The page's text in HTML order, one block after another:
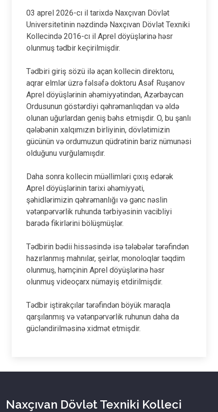
03 aprel 2026-cı il tarixdə Naxçıvan Dövlət
Universitetinin nəzdində Naxçıvan Dövlət Texniki
Kollecində 2016-cı il Aprel döyüşlərinə həsr
olunmuş tədbir keçirilmişdir.
Tədbiri giriş sözü ilə açan kollecin direktoru,
aqrar elmlər üzrə fəlsəfə doktoru Asəf Ruşanov
Aprel döyüşlərinin əhəmiyyətindən, Azərbaycan
Ordusunun göstərdiyi qəhrəmanlıqdan və əldə
olunan uğurlardan geniş bəhs etmişdir. O, bu şanlı
qələbənin xalqımızın birliyinin, dövlətimizin
gücünün və ordumuzun qüdrətinin bariz nümunəsi
olduğunu vurğulamışdır.
Daha sonra kollecin müəllimləri çıxış edərək
Aprel döyüşlərinin tarixi əhəmiyyəti,
şəhidlərimizin qəhrəmanlığı və gənc nəslin
vətənpərvərlik ruhunda tərbiyəsinin vacibliyi
barədə fikirlərini bölüşmüşlər.
Tədbirin bədii hissəsində isə tələbələr tərəfindən
hazırlanmış mahnılar, şeirlər, monoloqlar təqdim
olunmuş, həmçinin Aprel döyüşlərinə həsr
olunmuş videoçarx nümayiş etdirilmişdir.
Tədbir iştirakçılar tərəfindən böyük maraqla
qarşılanmış və vətənpərvərlik ruhunun daha da
gücləndirilməsinə xidmət etmişdir.
Naxçıvan Dövlət Texniki Kolleci